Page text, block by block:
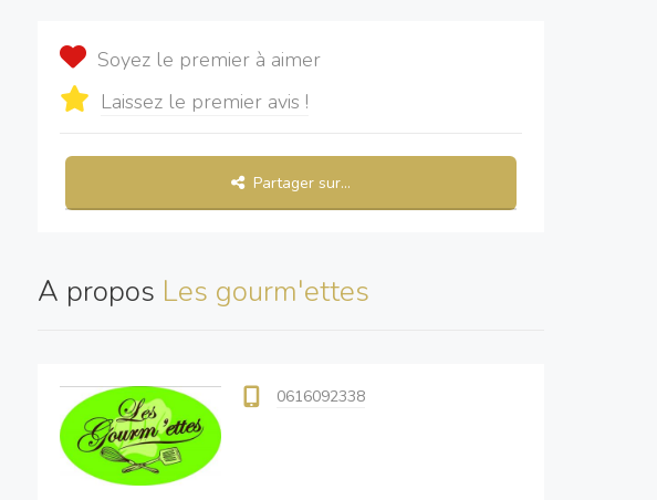
Soyez le premier à aimer
Laissez le premier avis !
Partager sur...
A propos Les gourm'ettes
0616092338